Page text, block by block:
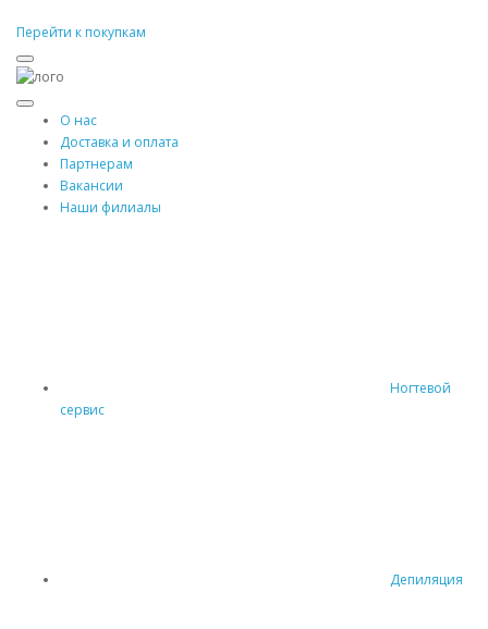
Перейти к покупкам
О нас
Доставка и оплата
Партнерам
Вакансии
Наши филиалы
Ногтевой
сервис
Депиляция